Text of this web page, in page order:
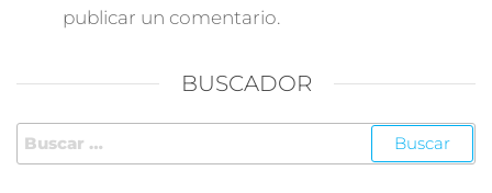
publicar un comentario.
BUSCADOR